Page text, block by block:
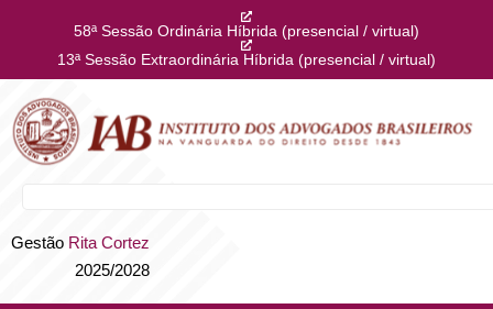
58ª Sessão Ordinária Híbrida (presencial / virtual)
13ª Sessão Extraordinária Híbrida (presencial / virtual)
Gestão Rita Cortez
2025/2028